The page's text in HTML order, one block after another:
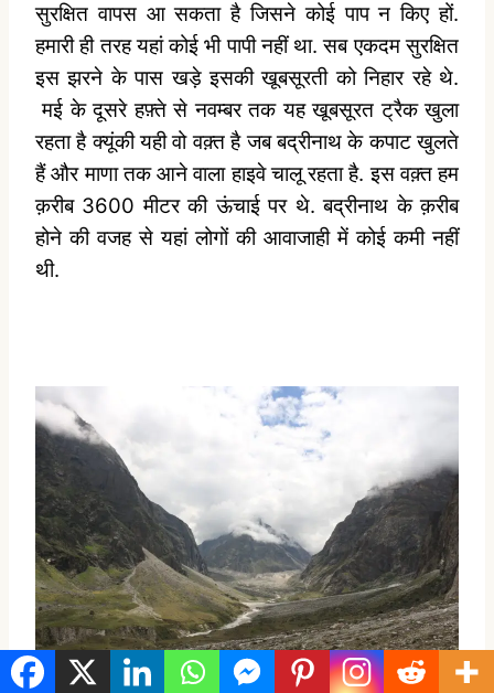
सुरक्षित वापस आ सकता है जिसने कोई पाप न किए हों.
हमारी ही तरह यहां कोई भी पापी नहीं था. सब एकदम सुरक्षित
इस झरने के पास खड़े इसकी खूबसूरती को निहार रहे थे.
मई के दूसरे हफ़्ते से नवम्बर तक यह खूबसूरत ट्रैक खुला
रहता है क्यूंकी यही वो वक़्त है जब बद्रीनाथ के कपाट खुलते
हैं और माणा तक आने वाला हाइवे चालू रहता है. इस वक़्त हम
क़रीब 3600 मीटर की ऊंचाई पर थे. बद्रीनाथ के क़रीब
होने की वजह से यहां लोगों की आवाजाही में कोई कमी नहीं
थी.